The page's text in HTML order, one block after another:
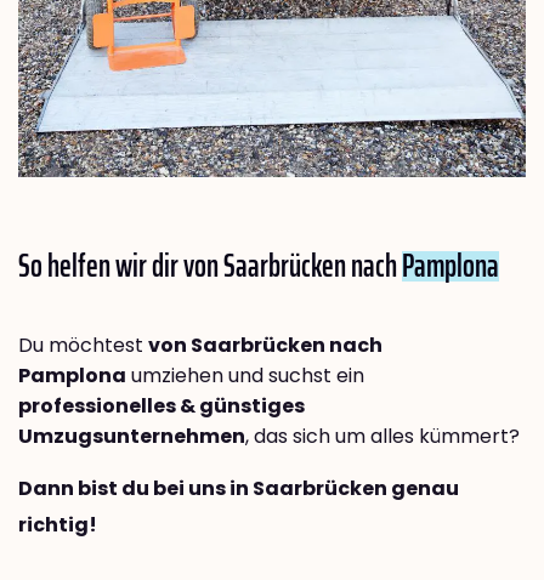
So helfen wir dir von Saarbrücken nachPamplona
Du möchtest von Saarbrücken nach
Pamplona umziehen und suchst ein
professionelles & günstiges
Umzugsunternehmen, das sich um alles kümmert?
Dann bist du bei uns in Saarbrücken genau
richtig!